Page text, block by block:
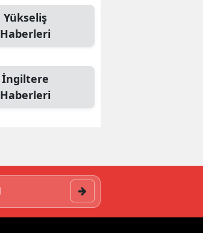
Yükseliş
Haberleri
İngiltere
Haberleri